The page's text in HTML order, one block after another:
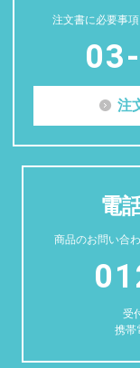
注文書に必要事
注
電
商品のお問い合
受
携帯